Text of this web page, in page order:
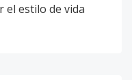
el estilo de vida